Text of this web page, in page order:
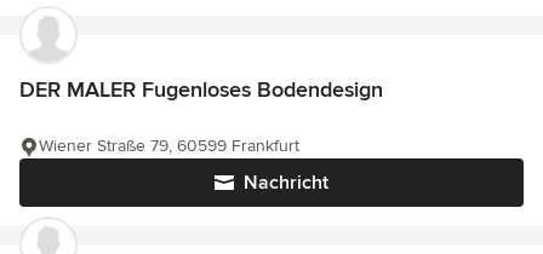
DER MALER Fugenloses Bodendesign
Nachricht
Wiener Straße 79, 60599 Frankfurt